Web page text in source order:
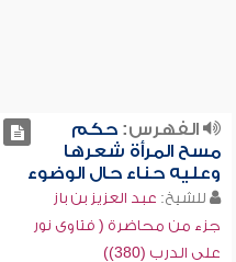
الفهرس:حكم
مسح المرأة شعرها
وعليه حناء حال الوضوء
للشيخ: عبد العزيز بن باز
جزء من محاضرة ( فتاوى نور
على الدرب (380))